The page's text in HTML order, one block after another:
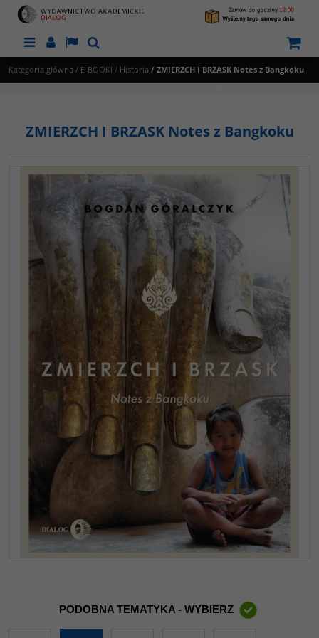
MenuPanelLangSzukaj
Kategoria główna / E-BOOKI / Historia / ZMIERZCH I BRZASK Notes z Bangkoku
ZMIERZCH I BRZASK Notes z Bangkoku
PODOBNA TEMATYKA - WYBIERZ